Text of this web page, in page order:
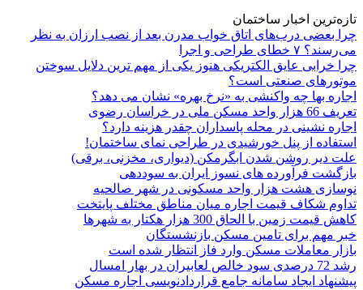
تازه‌ترین اخبار ساختمان
چرا بعضی درب‌های اتاق خواب مدرن بعد از نصب ارزان به نظر
می‌رسند؟ ۷ خطای طراحی و اجرا
چرا خرابی عایق الکتریکی هنوز یکی از مهم‌ ترین دلایل سوختن
موتورهای صنعتی است؟
اجاره بها چه واکنشی به «نرخ بهره» نشان می دهد؟
تعریف 66 هزار واحد مسکن ملی در خراسان رضوی
اجاره نشینی در محله پاسداران چقدر هزینه دارد؟
استفاده از پنل خورشیدی در طراحی نمای ساختمان!
علت دیر روشن شدن ابگرمکن (دیواری، مخزنی، برقی)
بازگشت فرآورده های نسوز ایران به سوددهی
نوسازی هشت هزار واحد مسکونی در شهر صالحیه
تداوم شکاف قیمت اجاره میان مناطق مختلف پایتخت
کاهش قیمت زمین با الحاق 300 هزار هکتار به شهرها
خبر مهم برای تامین مسکن بازنشستگان
بازار معاملات مسکن وارد فاز انتظار شده است
رشد 72 درصدی سود خالص لعابیران در بهار امسال
پیشنهاد ایجاد سامانه جامع قراردادنویسی اجاره مسکن